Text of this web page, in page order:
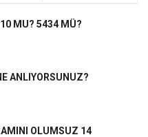
MU? 5434 MÜ?
ANLIYORSUNUZ?
OLUMSUZ 14